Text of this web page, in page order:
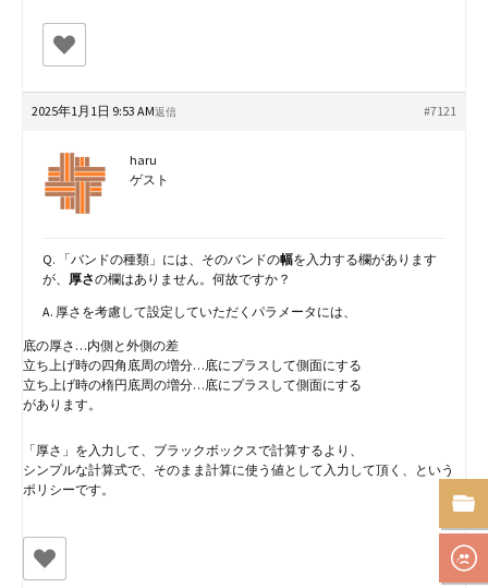
2025年1月1日 9:53 AM #7121
返信
haru
ゲスト
Q. 「バンドの種類」には、そのバンドの幅を入力する欄があります
が、 厚さの欄はありません。何故ですか？
A. 厚さを考慮して設定していただくパラメータには、
底の厚さ…内側と外側の差
立ち上げ時の四角底周の増分…底にプラスして側面にする
立ち上げ時の楕円底周の増分…底にプラスして側面にする
があります。
「厚さ」を入力して、ブラックボックスで計算するより、
シンプルな計算式で、そのまま計算に使う値として入力して頂く、という
ポリシーです。